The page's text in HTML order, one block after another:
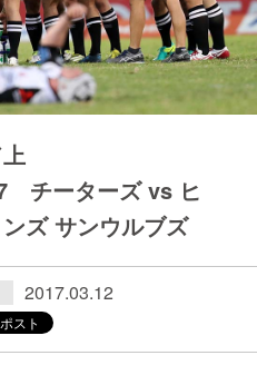
チーターズ vs ヒ
ズ サンウルブズ
2017.03.12